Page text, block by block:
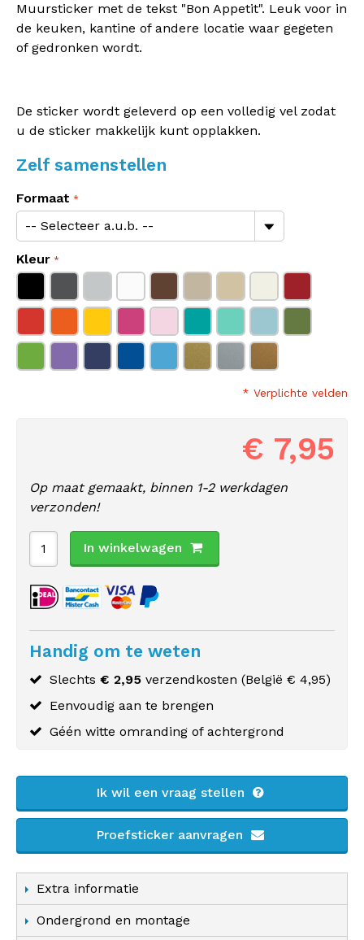
Muursticker met de tekst "Bon Appetit". Leuk voor in
de keuken, kantine of andere locatie waar gegeten
of gedronken wordt.
De sticker wordt geleverd op een volledig vel zodat
u de sticker makkelijk kunt opplakken.
Zelf samenstellen
Formaat
Kleur
* Verplichte velden
€ 7,95
Op maat gemaakt, binnen 1-2 werkdagen
verzonden!
In winkelwagen
Handig om te weten
Slechts € 2,95 verzendkosten (België € 4,95)
Eenvoudig aan te brengen
Géén witte omranding of achtergrond
Ik wil een vraag stellen
Proefsticker aanvragen
Extra informatie
Ondergrond en montage